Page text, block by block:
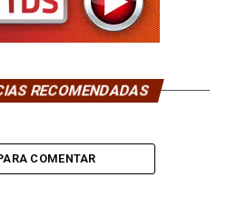
RECOMENDADAS
COMENTAR